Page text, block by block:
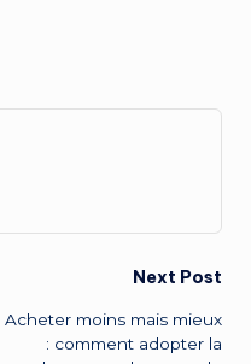
Next Post
Acheter moins mais mieux
: comment adopter la